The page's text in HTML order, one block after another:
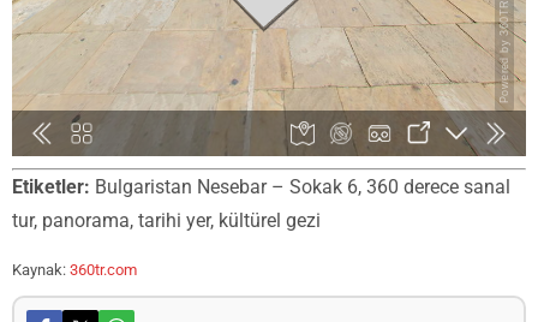
Etiketler: Bulgaristan Nesebar – Sokak 6, 360 derece sanal
tur, panorama, tarihi yer, kültürel gezi
Kaynak: 360tr.com